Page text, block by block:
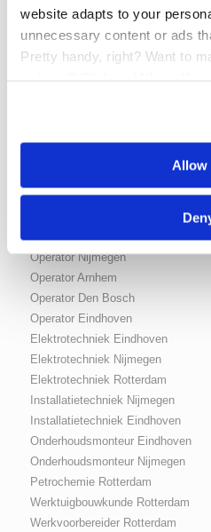
website adapts to your
unnecessary content or ads
Pretty handy, right? Want to
Allow
Operator Nijmegen
Operator Arnhem
Operator Den Bosch
Operator Eindhoven
Elektrotechniek Eindhoven
Elektrotechniek Nijmegen
Elektrotechniek Rotterdam
Installatietechniek Nijmegen
Installatietechniek Eindhoven
Onderhoudsmonteur Eindhoven
Onderhoudsmonteur Nijmegen
Petrochemie Rotterdam
Werktuigbouwkunde Rotterdam
Werkvoorbereider Rotterdam